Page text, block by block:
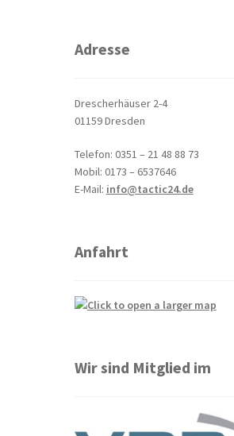
Adresse
Drescherhäuser 2-4
01159 Dresden
Telefon: 0351 – 21 48 88 73
Mobil: 0173 – 6537646
E-Mail: info@tactic24.de
Anfahrt
Wir sind Mitglied im